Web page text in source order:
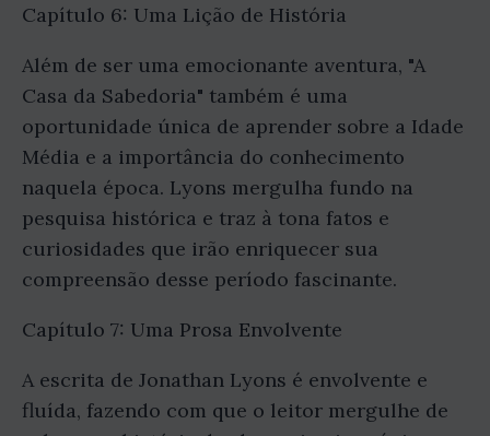
Capítulo 6: Uma Lição de História
Além de ser uma emocionante aventura, "A
Casa da Sabedoria" também é uma
oportunidade única de aprender sobre a Idade
Média e a importância do conhecimento
naquela época. Lyons mergulha fundo na
pesquisa histórica e traz à tona fatos e
curiosidades que irão enriquecer sua
compreensão desse período fascinante.
Capítulo 7: Uma Prosa Envolvente
A escrita de Jonathan Lyons é envolvente e
fluída, fazendo com que o leitor mergulhe de